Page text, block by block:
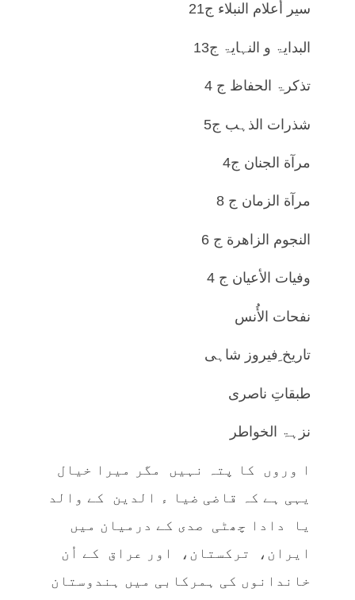
سیر أعلام النبلاء ج21
البدایۃ و النہایۃ ج13
تذکرۃ الحفاظ ج 4
شذرات الذہب ج5
مرآة الجنان ج4
مرآة الزمان ج 8
النجوم الزاهرة ج 6
وفيات الأعيان ج 4
نفحات الأُنس
تاريخ ِفيروز شاہی
طبقاتِ ناصری
نزہۃ الخواطر
ا وروں کا پتہ نہیں مگر میرا خیال
یہی ہے کہ قاضی ضیا ء الدین کے والد
یا دادا چھٹی صدی کے درمیان میں
ایران، ترکستان، اور عراق کے اُن
خاندانوں کی ہمرکابی میں ہندوستان